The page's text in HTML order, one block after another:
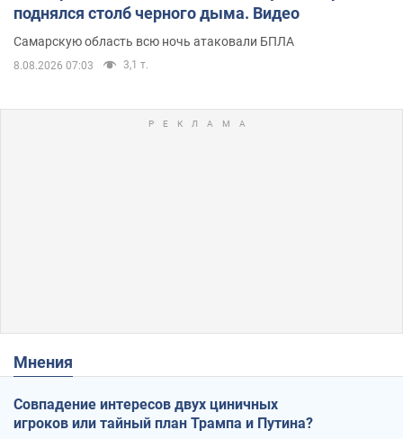
поднялся столб черного дыма. Видео
Самарскую область всю ночь атаковали БПЛА
8.08.2026 07:03 3,1 т.
Мнения
Совпадение интересов двух циничных
игроков или тайный план Трампа и Путина?